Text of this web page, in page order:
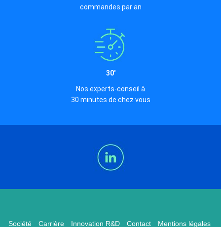
commandes par an
30'
Nos experts-conseil à
30 minutes de chez vous
Société Carrière Innovation R&D Contact Mentions légales